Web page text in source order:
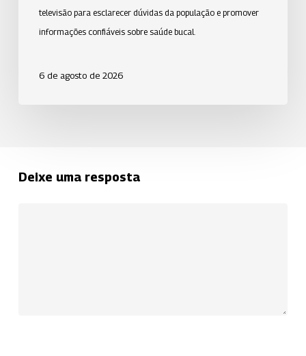
televisão para esclarecer dúvidas da população e promover
informações confiáveis sobre saúde bucal.
6 de agosto de 2026
Deixe uma resposta